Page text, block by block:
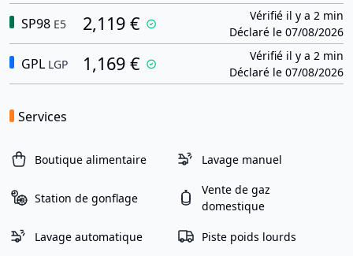
SP98 E5 2,119 €
Vérifié il y a 2 min
Déclaré le 07/08/2026
GPL LGP 1,169 €
Vérifié il y a 2 min
Déclaré le 07/08/2026
Services
Boutique alimentaire Lavage manuel
Station de gonflage
Vente de gaz
domestique
Lavage automatique Piste poids lourds